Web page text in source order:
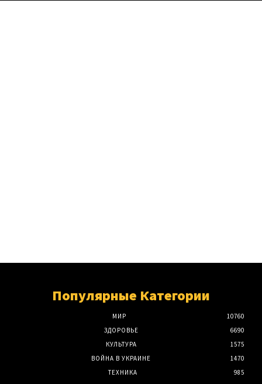
Популярные Категории
МИР
10760
ЗДОРОВЬЕ
6690
КУЛЬТУРА
1575
ВОЙНА В УКРАИНЕ
1470
ТЕХНИКА
985